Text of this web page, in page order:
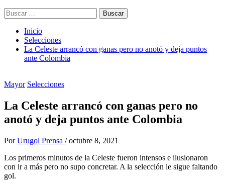
Buscar:
Inicio
Selecciones
La Celeste arrancó con ganas pero no anotó y deja puntos
ante Colombia
Mayor Selecciones
La Celeste arrancó con ganas pero no
anotó y deja puntos ante Colombia
Por Urugol Prensa / octubre 8, 2021
Los primeros minutos de la Celeste fueron intensos e ilusionaron
con ir a más pero no supo concretar. A la selección le sigue faltando
gol.